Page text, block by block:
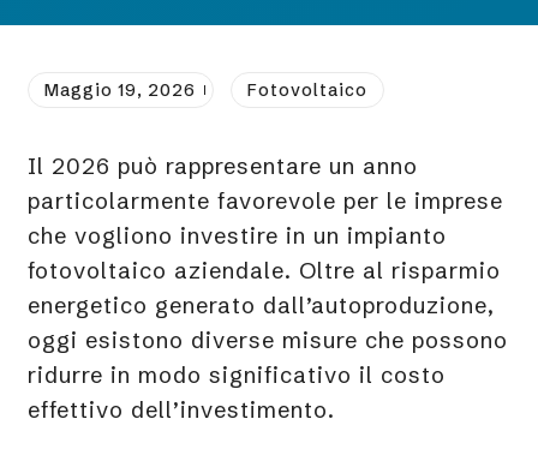
Maggio 19, 2026 Fotovoltaico
Il 2026 può rappresentare un anno
particolarmente favorevole per le imprese
che vogliono investire in un impianto
fotovoltaico aziendale. Oltre al risparmio
energetico generato dall’autoproduzione,
oggi esistono diverse misure che possono
ridurre in modo significativo il costo
effettivo dell’investimento.